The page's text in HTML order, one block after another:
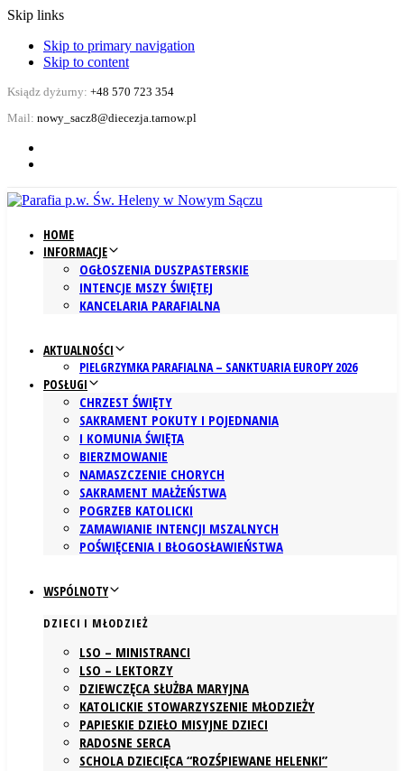
Skip links
Skip to primary navigation
Skip to content
Ksiądz dyżurny: +48 570 723 354
Mail: nowy_sacz8@diecezja.tarnow.pl
HOME
INFORMACJE
OGŁOSZENIA DUSZPASTERSKIE
INTENCJE MSZY ŚWIĘTEJ
KANCELARIA PARAFIALNA
AKTUALNOŚCI
PIELGRZYMKA PARAFIALNA – SANKTUARIA EUROPY 2026
POSŁUGI
CHRZEST ŚWIĘTY
SAKRAMENT POKUTY I POJEDNANIA
I KOMUNIA ŚWIĘTA
BIERZMOWANIE
NAMASZCZENIE CHORYCH
SAKRAMENT MAŁŻEŃSTWA
POGRZEB KATOLICKI
ZAMAWIANIE INTENCJI MSZALNYCH
POŚWIĘCENIA I BŁOGOSŁAWIEŃSTWA
WSPÓLNOTY
DZIECI I MŁODZIEŻ
LSO – MINISTRANCI
LSO – LEKTORZY
DZIEWCZĘCA SŁUŻBA MARYJNA
KATOLICKIE STOWARZYSZENIE MŁODZIEŻY
PAPIESKIE DZIEŁO MISYJNE DZIECI
RADOSNE SERCA
SCHOLA DZIECIĘCA “ROZŚPIEWANE HELENKI”